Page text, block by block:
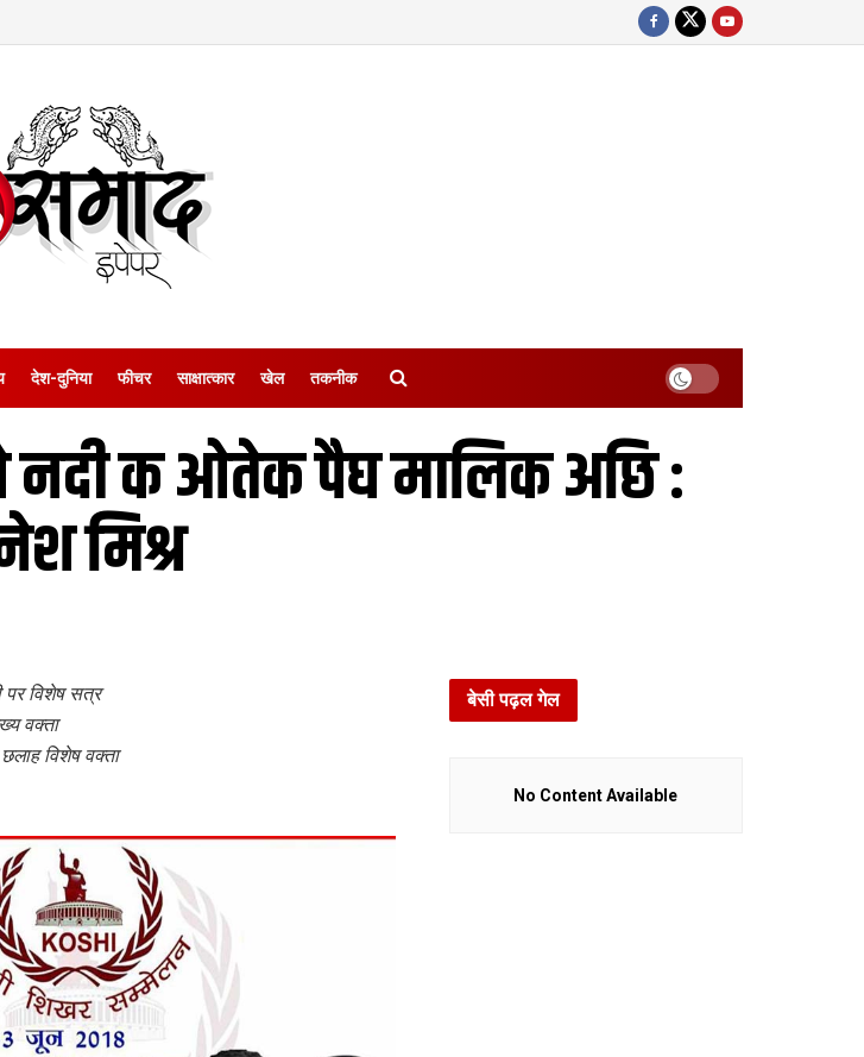
देश-दुनिया फीचर साक्षात्‍कार खेल तकनीक
क ओतेक पैघ मालिक अछि :
मिश्र
पर विशेष सत्र
वक्‍ता
विशेष वक्‍ता
बेसी पढ़ल गेल
No Content Available